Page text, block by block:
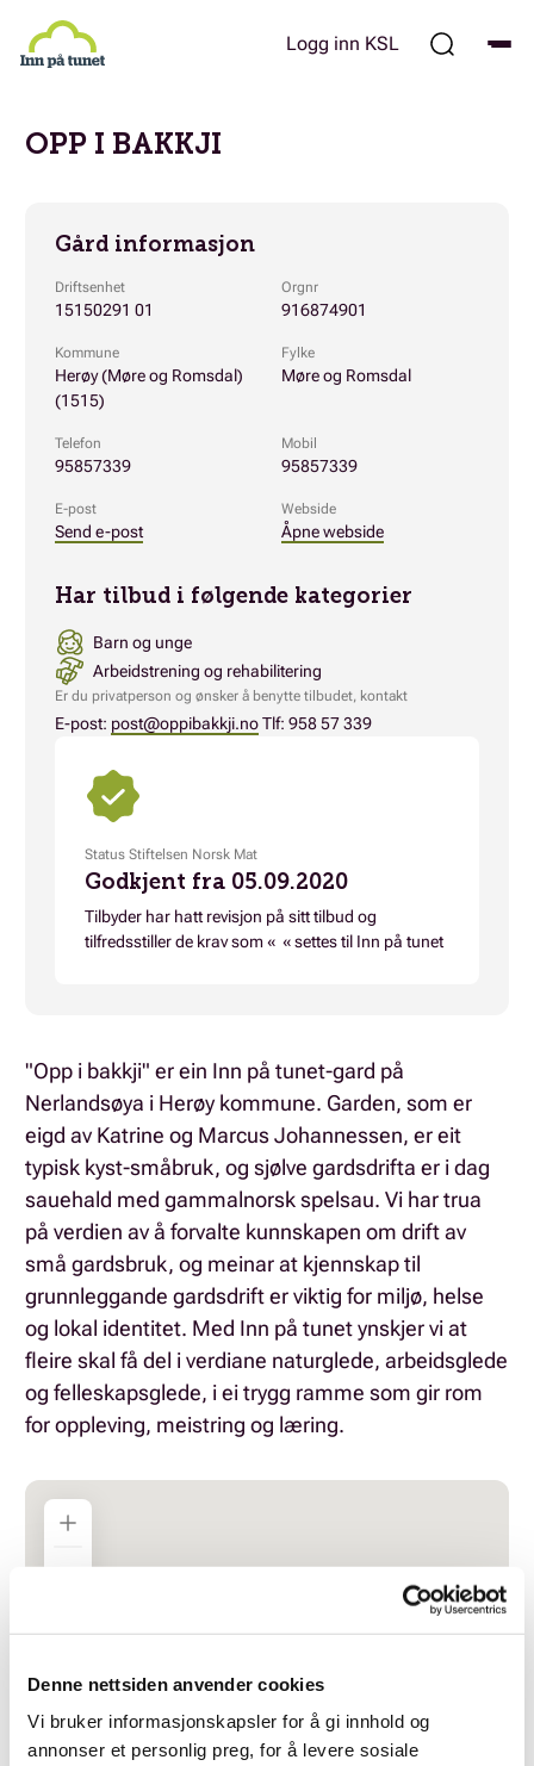
Denne nettsiden anvender cookies
Vi bruker informasjonskapsler for å gi innhold og
annonser et personlig preg, for å levere sosiale
hovedinnhold
Logg inn KSL
OPP I BAKKJI
Gård informasjon
Driftsenhet
15150291 01
Orgnr
916874901
Kommune
Herøy (Møre og Romsdal)
(1515)
Fylke
Møre og Romsdal
Telefon
95857339
Mobil
95857339
E-post
Send e-post
Webside
Åpne webside
Har tilbud i følgende kategorier
Barn og unge
Arbeidstrening og rehabilitering
Er du privatperson og ønsker å benytte tilbudet, kontakt
E-post: post@oppibakkji.noTlf: 958 57 339
Status Stiftelsen Norsk Mat
Godkjent fra 05.09.2020
Tilbyder har hatt revisjon på sitt tilbud og
tilfredsstiller de krav som « « settes til Inn på tunet
"Opp i bakkji" er ein Inn på tunet-gard på
Nerlandsøya i Herøy kommune. Garden, som er
eigd av Katrine og Marcus Johannessen, er eit
typisk kyst-småbruk, og sjølve gardsdrifta er i dag
sauehald med gammalnorsk spelsau. Vi har trua
på verdien av å forvalte kunnskapen om drift av
små gardsbruk, og meinar at kjennskap til
grunnleggande gardsdrift er viktig for miljø, helse
og lokal identitet. Med Inn på tunet ynskjer vi at
fleire skal få del i verdiane naturglede, arbeidsglede
og felleskapsglede, i ei trygg ramme som gir rom
for oppleving, meistring og læring.